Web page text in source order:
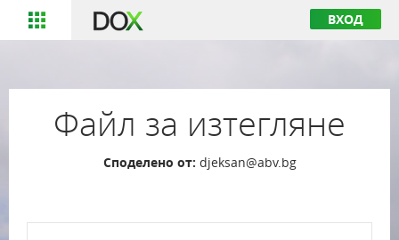
ВХОД
Файл за изтегляне
Споделено от: djeksan@abv.bg